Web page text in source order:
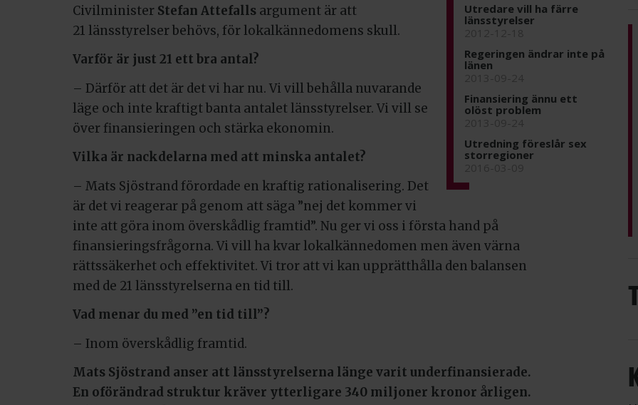
Utredare vill ha färre
länsstyrelser
Regeringen ändrar inte på
länen
Finansiering ännu ett
olöst problem
Utredning föreslår sex
storregioner
Civilminister Stefan Attefalls argument är att
21 länsstyrelser behövs, för lokalkännedomens skull.
Varför är just 21 ett bra antal?
– Därför att det är det vi har nu. Vi vill behålla nuvarande
läge och inte kraftigt banta antalet länsstyrelser. Vi vill se
över finansieringen och stärka ekonomin.
Vilka är nackdelarna med att minska antalet?
– Mats Sjöstrand förordade en kraftig rationalisering. Det
är det vi reagerar på genom att säga ”nej det kommer vi
inte att göra inom överskådlig framtid”. Nu ger vi oss i första hand på
finansieringsfrågorna. Vi vill ha kvar lokalkännedomen men även värna
rättssäkerhet och effektivitet. Vi tror att vi kan upprätthålla den balansen
med de 21 länsstyrelserna en tid till.
Vad menar du med ”en tid till”?
– Inom överskådlig framtid.
Mats Sjöstrand anser att länsstyrelserna länge varit underfinansierade.
En oförändrad struktur kräver ytterligare 340 miljoner kronor årligen.